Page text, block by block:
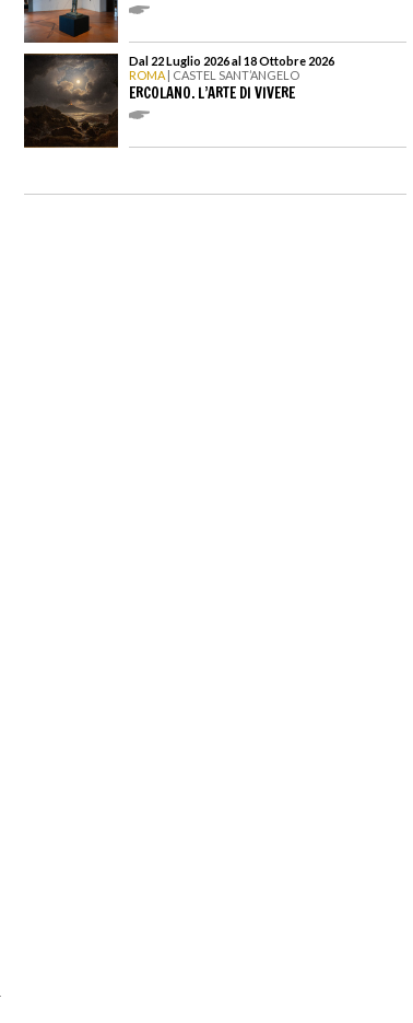
Dal 22 Luglio 2026 al 18 Ottobre 2026
ROMA | CASTEL SANT’ANGELO
ERCOLANO. L’ARTE DI VIVERE